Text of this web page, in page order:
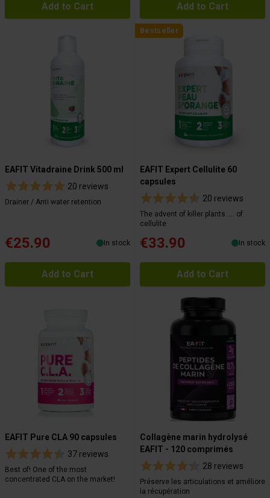
Add to Cart Add to Cart
EAFIT Vitadraine Drink 500 ml
20 reviews
Drainer / Anti water retention
€25.90 In stock
Add to Cart
Bestseller
EAFIT Expert Cellulite 60
capsules
20 reviews
The advent of killer plants .... of
cellulite
€33.90 In stock
Add to Cart
EAFIT Pure CLA 90 capsules
37 reviews
Best of! One of the most
concentrated CLA on the market!
Collagène marin hydrolysé
EAFIT - 120 comprimés
28 reviews
Préserve les articulations et améliore
la récupération